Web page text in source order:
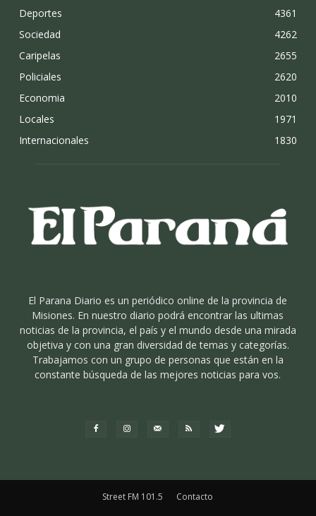
Deportes
4361
Sociedad
4262
Caripelas
2655
Policiales
2620
Economia
2010
Locales
1971
Internacionales
1830
El Parana Diario es un periódico online de la provincia de
Misiones. En nuestro diario podrá encontrar las ultimas
noticias de la provincia, el país y el mundo desde una mirada
objetiva y con una gran diversidad de temas y categorías.
Trabajamos con un grupo de personas que están en la
constante búsqueda de las mejores noticias para vos.
Street FM 101.5 Contacto